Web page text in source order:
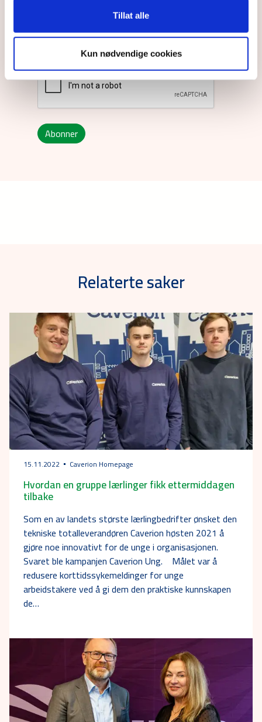
Tillat alle
Kun nødvendige cookies
Ved å sende inn dette skjemaet godtardu
våre vilkår og betingelser.
Abonner
Relaterte saker
15.11.2022 Caverion Homepage
Hvordan en gruppe lærlinger fikk ettermiddagen
tilbake
Som en av landets største lærlingbedrifter ønsket den
tekniske totalleverandøren Caverion høsten 2021 å
gjøre noe innovativt for de unge i organisasjonen.
Svaret ble kampanjen Caverion Ung. Målet var å
redusere korttidssykemeldinger for unge
arbeidstakere ved å gi dem den praktiske kunnskapen
de…